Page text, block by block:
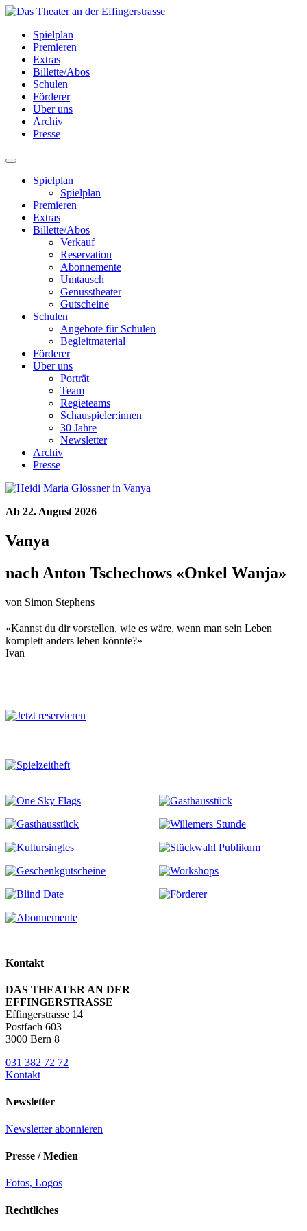
Spielplan
Premieren
Extras
Billette/Abos
Schulen
Förderer
Über uns
Archiv
Presse
Spielplan
Spielplan
Premieren
Extras
Billette/Abos
Verkauf
Reservation
Abonnemente
Umtausch
Genusstheater
Gutscheine
Schulen
Angebote für Schulen
Begleitmaterial
Förderer
Über uns
Porträt
Team
Regieteams
Schauspieler:innen
30 Jahre
Newsletter
Archiv
Presse
Ab 22. August 2026
Vanya
nach Anton Tschechows «Onkel Wanja»
von Simon Stephens
«Kannst du dir vorstellen, wie es wäre, wenn man sein Leben
komplett anders leben könnte?»
Ivan
Kontakt
DAS THEATER AN DER
EFFINGERSTRASSE
Effingerstrasse 14
Postfach 603
3000 Bern 8
031 382 72 72
Kontakt
Newsletter
Newsletter abonnieren
Presse / Medien
Fotos, Logos
Rechtliches